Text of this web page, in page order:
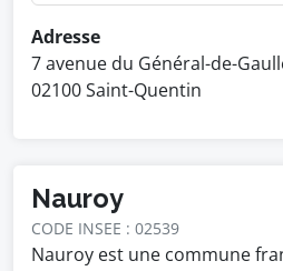
Adresse
7 avenue du Général-de-
02100 Saint-Quentin
Nauroy
CODE INSEE : 02539
Nauroy est une commune